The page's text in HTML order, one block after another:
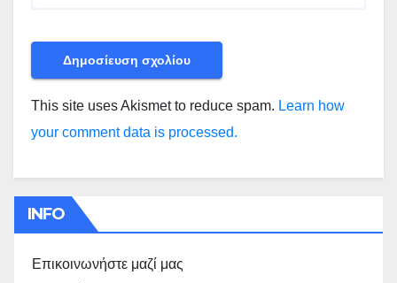
This site uses Akismet to reduce spam. Learn how
your comment data is processed.
INFO
Επικοινωνήστε μαζί μας